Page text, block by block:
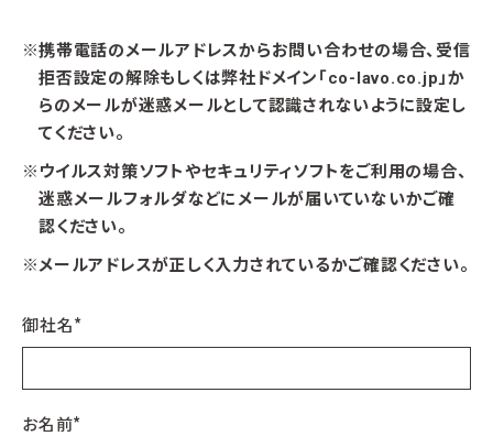
※携帯電話のメールアドレスからお問い合わせの場合、受信
拒否設定の解除もしくは弊社ドメイン「co-lavo.co.jp」か
らのメールが迷惑メールとして認識されないように設定し
てください。
※ ウイルス対策ソフトやセキュリティソフトをご利用の場合、
迷惑メールフォルダなどにメールが届いていないかご確
認ください。
※メールアドレスが正しく入力されているかご確認ください。
御社名*
お名前*